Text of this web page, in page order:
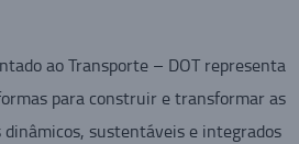
ao Transporte – DOT representa
para construir e transformar as
dinâmicos, sustentáveis e integrados